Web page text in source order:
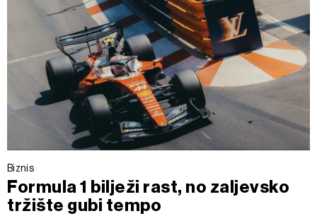
Biznis
Formula 1 bilježi rast, no zaljevsko
tržište gubi tempo